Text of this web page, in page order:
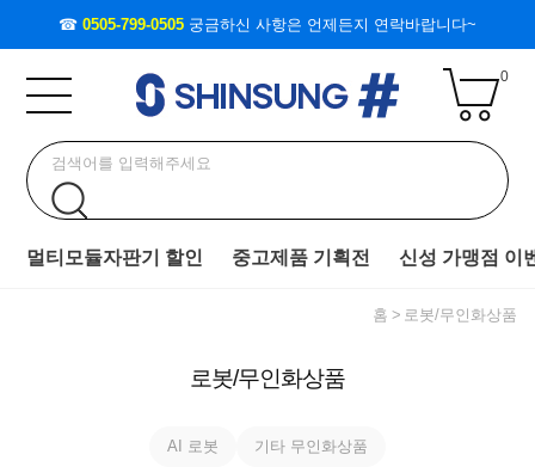
☎ 0505-799-0505 궁금하신 사항은 언제든지 연락바랍니다~
0
멀티모듈자판기 할인 중고제품 기획전 신성 가맹점 이
홈 로봇/무인화상품
로봇/무인화상품
AI 로봇 기타 무인화상품